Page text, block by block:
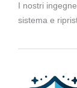
I nostri
sistema e